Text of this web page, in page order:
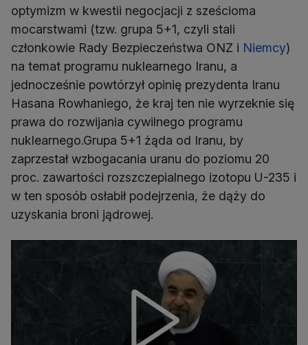
optymizm w kwestii negocjacji z sześcioma
mocarstwami (tzw. grupa 5+1, czyli stali
członkowie Rady Bezpieczeństwa ONZ i Niemcy)
na temat programu nuklearnego Iranu, a
jednocześnie powtórzył opinię prezydenta Iranu
Hasana Rowhaniego, że kraj ten nie wyrzeknie się
prawa do rozwijania cywilnego programu
nuklearnego.Grupa 5+1 żąda od Iranu, by
zaprzestał wzbogacania uranu do poziomu 20
proc. zawartości rozszczepialnego izotopu U-235 i
w ten sposób osłabił podejrzenia, że dąży do
uzyskania broni jądrowej.